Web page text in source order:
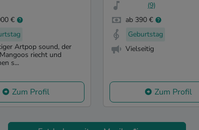
€
Artpop sound, der
riecht und
s...
Zum Profil
(9)
ab 390 €
Geburtstag
Vielseitig
Zum Profil